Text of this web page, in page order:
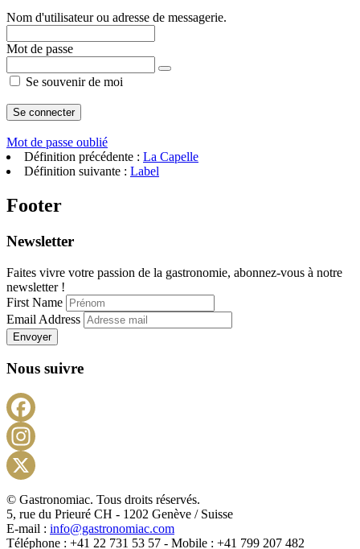
Nom d'utilisateur ou adresse de messagerie.
Mot de passe
Se souvenir de moi
Mot de passe oublié
Définition précédente : La Capelle
Définition suivante : Label
Footer
Newsletter
Faites vivre votre passion de la gastronomie, abonnez-vous à notre
newsletter !
First Name
Email Address
Envoyer
Nous suivre
X
© Gastronomiac. Tous droits réservés.
5, rue du Prieuré CH - 1202 Genève / Suisse
E-mail : info@gastronomiac.com
Téléphone : +41 22 731 53 57 - Mobile : +41 799 207 482